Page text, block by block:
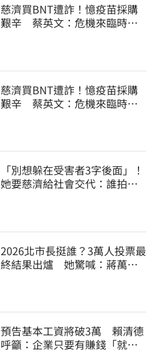
慈濟買BNT遭詐！憶疫苗採購
艱辛 蔡英文：危機來臨時務
慈濟買BNT遭詐！憶疫苗採購
艱辛 蔡英文：危機來臨時務
「別想躲在受害者3字後面」！
她要慈濟給社會交代：誰拍板
2026北市長挺誰？3萬人投票最
終結果出爐 她驚喊：蔣萬安
預告基本工資將破3萬 賴清德
呼籲：企業只要有賺錢「就該